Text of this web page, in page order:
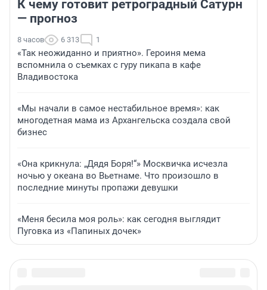
К чему готовит ретроградный Сатурн
— прогноз
8 часов 6 313 1
«Так неожиданно и приятно». Героиня мема
вспомнила о съемках с гуру пикапа в кафе
Владивостока
«Мы начали в самое нестабильное время»: как
многодетная мама из Архангельска создала свой
бизнес
«Она крикнула: „Дядя Боря!“» Москвичка исчезла
ночью у океана во Вьетнаме. Что произошло в
последние минуты пропажи девушки
«Меня бесила моя роль»: как сегодня выглядит
Пуговка из «Папиных дочек»